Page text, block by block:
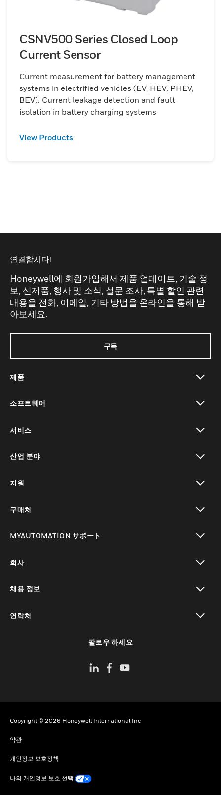
CSNV500 Series Closed Loop
Current Sensor
Current measurement for battery management
systems in electrified vehicles (EV, HEV, PHEV,
BEV). Current leakage detection and fault
isolation in battery charging systems
View Products
연결합시다!
Honeywell에 회원가입해서 제품 업데이트, 기술 정
보, 신제품, 행사 및 소식, 설문 조사, 특별 할인 관련
내용을 전화, 이메일, 기타 방법을 온라인을 통해 받
아보세요.
구독
제품
소프트웨어
서비스
산업 분야
지원
구매처
MYAUTOMATION サポート
회사
채용 정보
연락처
팔로우 하세요
Copyright © 2026 Honeywell International Inc
약관
개인정보 보호정책
나의 개인정보 보호 선택